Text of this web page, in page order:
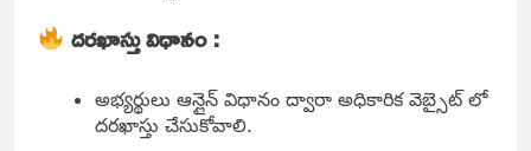
దరఖాస్తు విధానం :
అభ్యర్థులు ఆన్లైన్ విధానం ద్వారా అధికారిక వెబ్సైట్ లో
దరఖాస్తు చేసుకోవాలి.